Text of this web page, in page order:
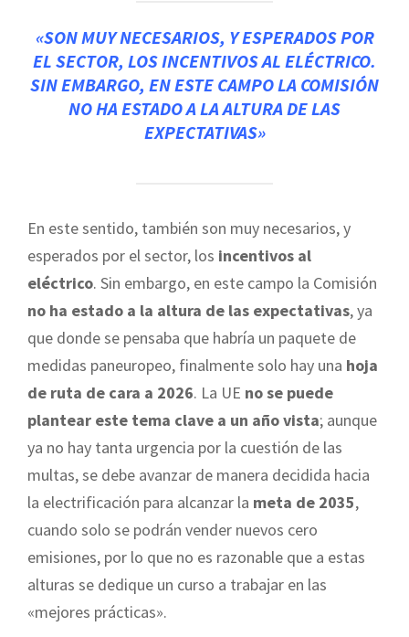
«SON MUY NECESARIOS, Y ESPERADOS POR
EL SECTOR, LOSINCENTIVOS AL ELÉCTRICO.
SIN EMBARGO, EN ESTE CAMPO LA COMISIÓN
NO HA ESTADO A LA ALTURA DE LAS
EXPECTATIVAS»
En este sentido, también son muy necesarios, y
esperados por el sector, los incentivos al
eléctrico. Sin embargo, en este campo la Comisión
no ha estado a la altura de las expectativas, ya
que donde se pensaba que habría un paquete de
medidas paneuropeo, finalmente solo hay una hoja
de ruta de cara a 2026. La UE no se puede
plantear este tema clave a un año vista; aunque
ya no hay tanta urgencia por la cuestión de las
multas, se debe avanzar de manera decidida hacia
la electrificación para alcanzar la meta de 2035,
cuando solo se podrán vender nuevos cero
emisiones, por lo que no es razonable que a estas
alturas se dedique un curso a trabajar en las
«mejores prácticas».